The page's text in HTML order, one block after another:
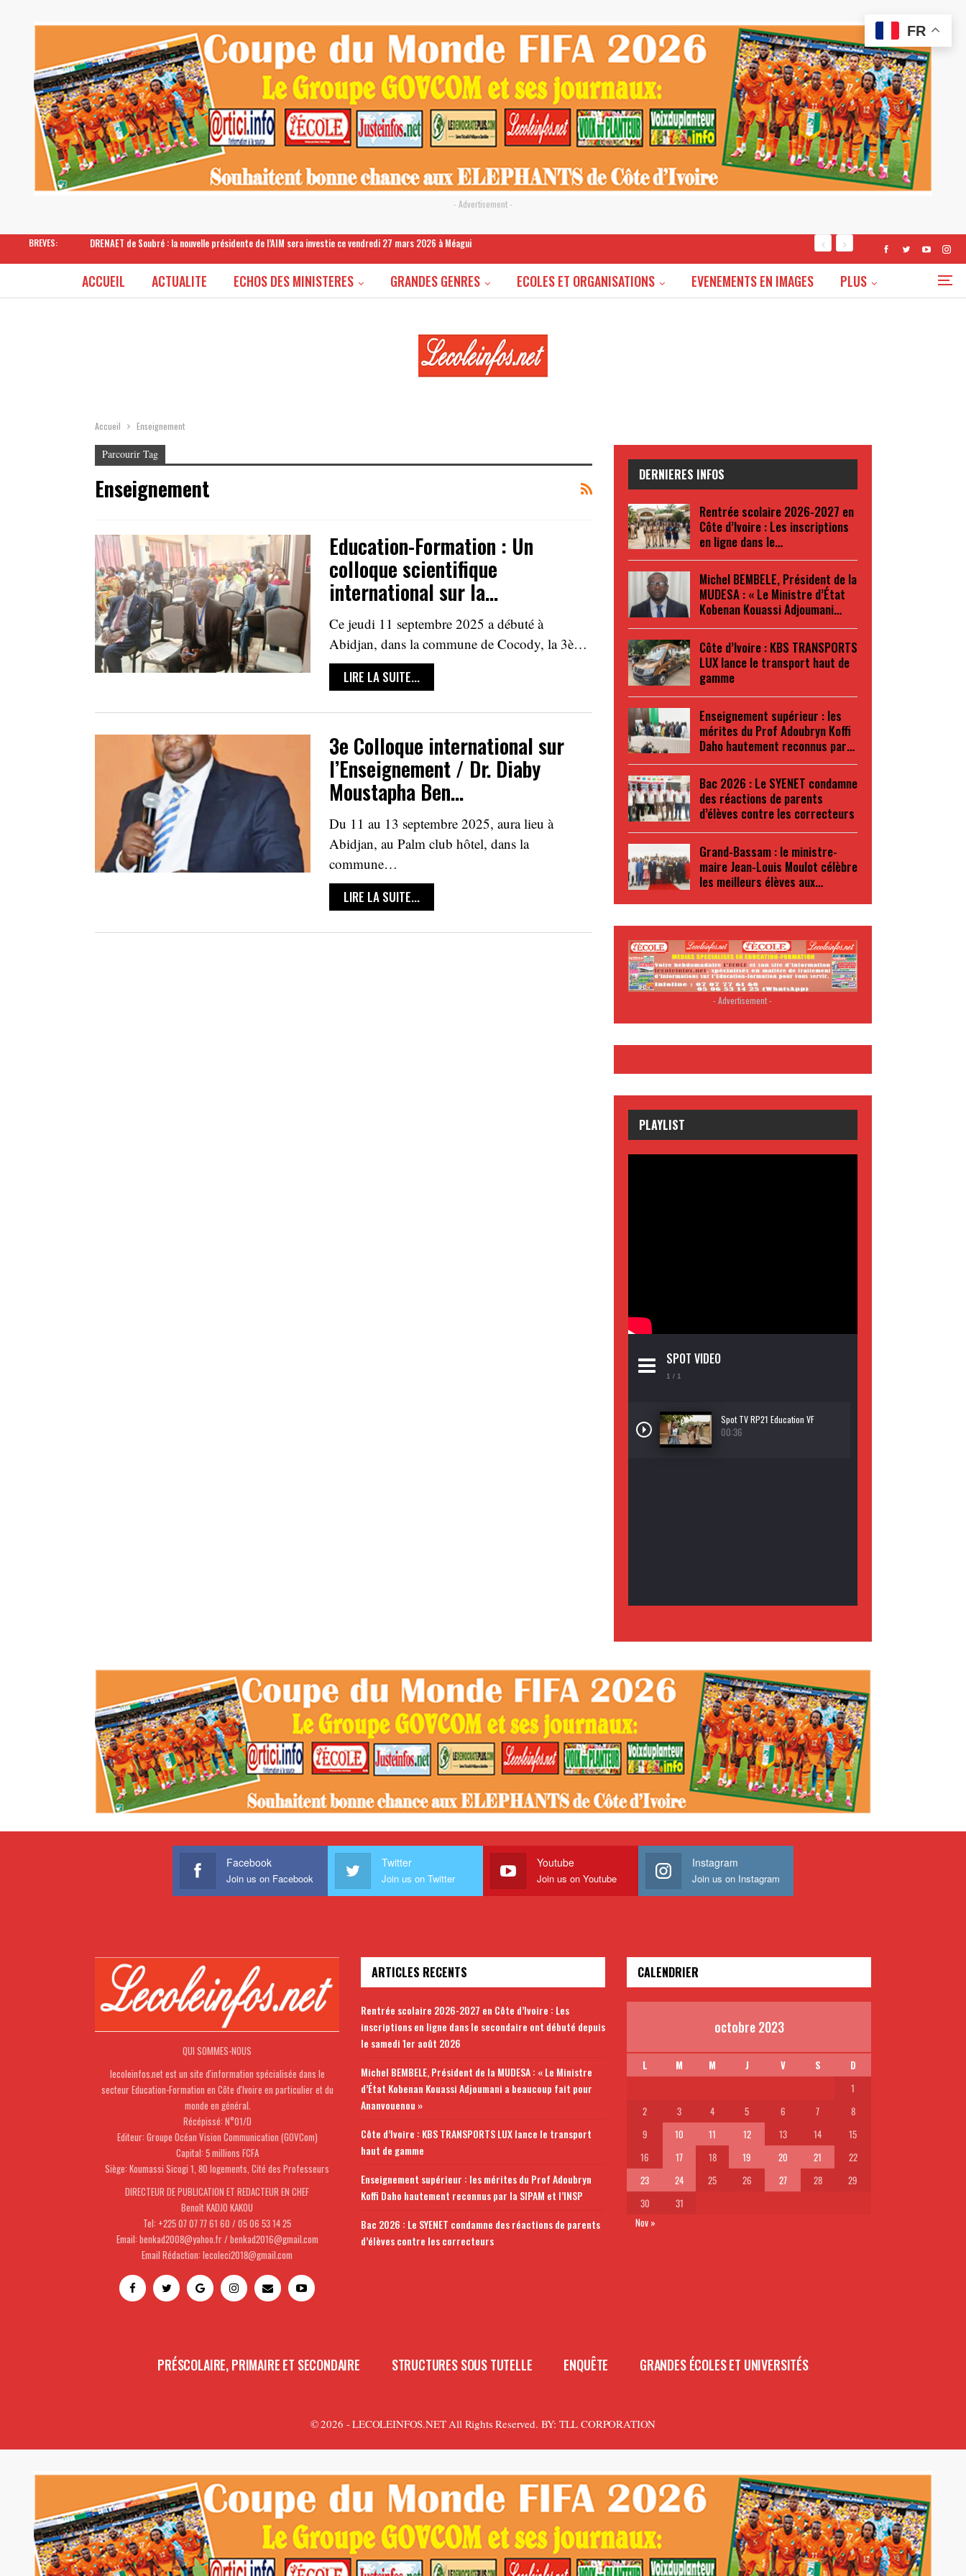
- Advertisement -
BREVES: DRENAET de Soubré : la nouvelle présidente de l’AIM sera investie ce vendredi 27 mars 2026 à Méagui
ACCUEIL ACTUALITE ECHOS DES MINISTERES GRANDES GENRES ECOLES ET ORGANISATIONS EVENEMENTS EN IMAGES PLUS
Accueil Enseignement
Parcourir Tag
Enseignement
Education-Formation : Un
colloque scientifique
international sur la…
Ce jeudi 11 septembre 2025 a débuté à
Abidjan, dans la commune de Cocody, la 3è…
LIRE LA SUITE...
3e Colloque international sur
l’Enseignement / Dr. Diaby
Moustapha Ben…
Du 11 au 13 septembre 2025, aura lieu à
Abidjan, au Palm club hôtel, dans la
commune…
LIRE LA SUITE...
DERNIERES INFOS
Rentrée scolaire 2026-2027 en
Côte d’Ivoire : Les inscriptions
en ligne dans le…
Michel BEMBELE, Président de la
MUDESA : « Le Ministre d’État
Kobenan Kouassi Adjoumani…
Côte d’Ivoire : KBS TRANSPORTS
LUX lance le transport haut de
gamme
Enseignement supérieur : les
mérites du Prof Adoubryn Koffi
Daho hautement reconnus par…
Bac 2026 : Le SYENET condamne
des réactions de parents
d’élèves contre les correcteurs
Grand-Bassam : le ministre-
maire Jean-Louis Moulot célèbre
les meilleurs élèves aux…
- Advertisement -
PLAYLIST
SPOT VIDEO
1 / 1
Spot TV RP21 Education VF
00:36
Facebook
Join us on Facebook
Twitter
Join us on Twitter
Youtube
Join us on Youtube
Instagram
Join us on Instagram
QUI SOMMES-NOUS
lecoleinfos.net est un site d'information spécialisée dans le
secteur Education-Formation en Côte d'Ivoire en particulier et du
monde en général.
Récépissé: N°01/D
Editeur: Groupe Océan Vision Communication (GOVCom)
Capital: 5 millions FCFA
Siège: Koumassi Sicogi 1, 80 logements, Cité des Professeurs
DIRECTEUR DE PUBLICATION ET REDACTEUR EN CHEF
Benoît KADJO KAKOU
Tel: +225 07 07 77 61 60 / 05 06 53 14 25
Email: benkad2008@yahoo.fr / benkad2016@gmail.com
Email Rédaction: lecoleci2018@gmail.com
ARTICLES RECENTS
Rentrée scolaire 2026-2027 en Côte d’Ivoire : Les
inscriptions en ligne dans le secondaire ont débuté depuis
le samedi 1er août 2026
Michel BEMBELE, Président de la MUDESA : « Le Ministre
d’État Kobenan Kouassi Adjoumani a beaucoup fait pour
Ananvouenou »
Côte d’Ivoire : KBS TRANSPORTS LUX lance le transport
haut de gamme
Enseignement supérieur : les mérites du Prof Adoubryn
Koffi Daho hautement reconnus par la SIPAM et l’INSP
Bac 2026 : Le SYENET condamne des réactions de parents
d’élèves contre les correcteurs
CALENDRIER
octobre 2023
L M M J V S
D
1
2
3 4 5 6 7
8
9
10 11 12 13 14
15
16
17 18 19 20 21
22
23
24 25 26 27 28
29
30
31
Nov »
PRÉSCOLAIRE, PRIMAIRE ET SECONDAIRE STRUCTURES SOUS TUTELLE ENQUÊTE GRANDES ÉCOLES ET UNIVERSITÉS
© 2026 - LECOLEINFOS.NET All Rights Reserved. BY: TLL CORPORATION
FR